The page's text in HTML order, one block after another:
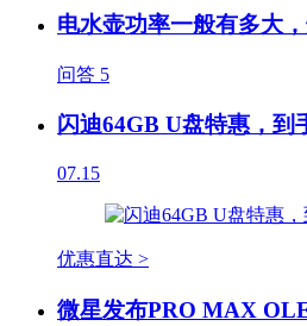
电水壶功率一般有多大
问答 5
闪迪64GB U盘特惠，到
07.15
优惠直达 >
微星发布PRO MAX